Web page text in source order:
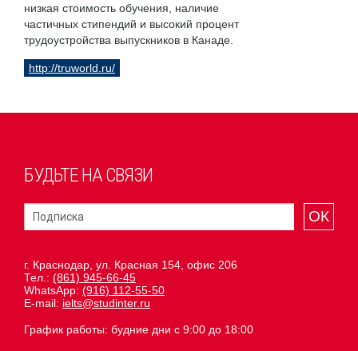
низкая стоимость обучения, наличие
частичных стипендий и высокий процент
трудоустройства выпускников в Канаде.
http://truworld.ru/
БУДЬТЕ НА СВЯЗИ
ОК
г. Краснодар, ул. Красная 154, офис 206
Тел.: (861) 945-66-45
WhatsApp: (916) 112-55-50
E-mail: ielts@studinter.ru
График работы: будние дни с 9:00 до 18:00